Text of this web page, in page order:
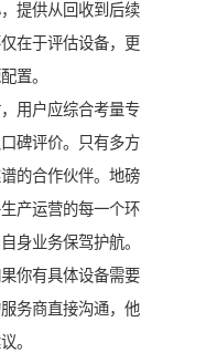
提供从回收到后续
在于评估设备，更
置。
用户应综合考量专
碑评价。只有多方
的合作伙伴。地磅
产运营的每一个环
身业务保驾护航。
你有具体设备需要
务商直接沟通，他
。